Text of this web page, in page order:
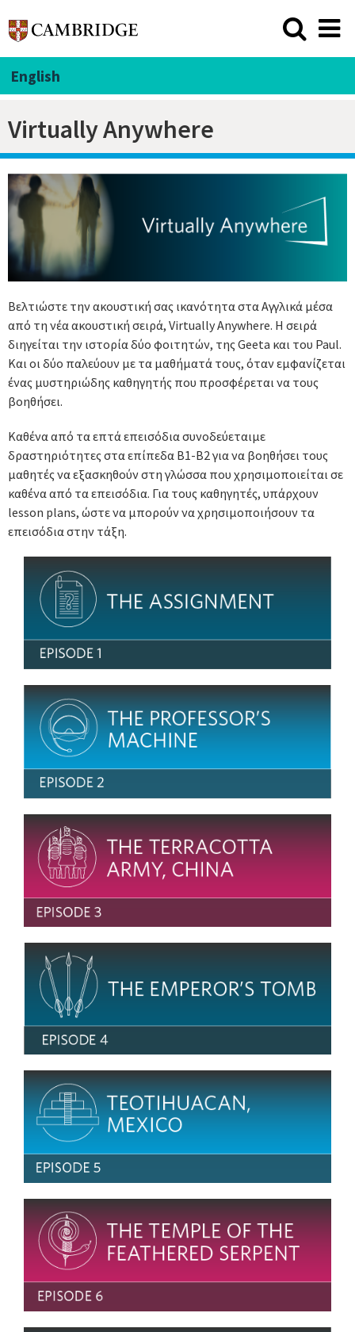
English
Virtually Anywhere
Βελτιώστε την ακουστική σας ικανότητα στα Αγγλικά μέσα
από τη νέα ακουστική σειρά, Virtually Anywhere. Η σειρά
διηγείται την ιστορία δύο φοιτητών, της Geeta και του Paul.
Και οι δύο παλεύουν με τα μαθήματά τους, όταν εμφανίζεται
ένας μυστηριώδης καθηγητής που προσφέρεται να τους
βοηθήσει.
Καθένα από τα επτά επεισόδια συνοδεύεταιμε
δραστηριότητες στα επίπεδα B1-B2 για να βοηθήσει τους
μαθητές να εξασκηθούν στη γλώσσα που χρησιμοποιείται σε
καθένα από τα επεισόδια. Για τους καθηγητές, υπάρχουν
lesson plans, ώστε να μπορούν να χρησιμοποιήσουν τα
επεισόδια στην τάξη.